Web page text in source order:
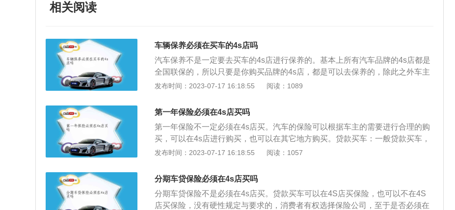
相关阅读
车辆保养必须在买车的4s店吗
汽车保养不是一定要去买车的4s店进行保养的。基本上所有汽车品牌的4s店都是
全国联保的，所以只要是你购买品牌的4s店，都是可以去保养的，除此之外车主
还可以选择去汽车修理厂或者是汽车修理店进行保养。去4s店保养的好处：4s店
也会相对高一些，4s店也会为车主寻找到最为专业的师傅和配套的工具，除了技
术上有保障，在零配件上4s店也是更有优势的。去4s店保养的缺点：费用相对来
说要比较的高，这一点大家都是心知肚明的，毕竟4s店更正规而且配件也是原厂
配件，除此之外很多4s店会为车主推荐各种乱七八糟的项目，这也导致一些车主
对于4s店的印象不好，很多汽车的小毛病在4s店修理完之后就是大毛病了。
发布时间：2023-07-17 16:18:55 阅读：1089
第一年保险必须在4s店买吗
第一年保险不一定必须在4s店买。汽车的保险可以根据车主的需要进行合理的购
买，可以在4s店进行购买，也可以在其它地方购买。贷款买车：一般贷款买车，
保险需要在店内进行购买，同时还会收取一定的续保押金。汽车买保险需要注意
经过去，没有续保。脱保再买车险就要由保险公司的人来对车辆进行检查了，很
麻烦的，所以不要脱保。2、保险要注意购买的时间。汽车保险一般是在新车拿
到合格证后才能购买的，如果续保的车辆要购买汽车保险，在前一年的汽车保险
发布时间：2023-07-17 16:18:55 阅读：1057
分期车贷保险必须在4s店买吗
分期车贷保险不是必须在4s店买。贷款买车可以在4S店买保险，也可以不在4S
店买保险，没有硬性规定与要求的，消费者有权选择保险公司，至于是否必须在